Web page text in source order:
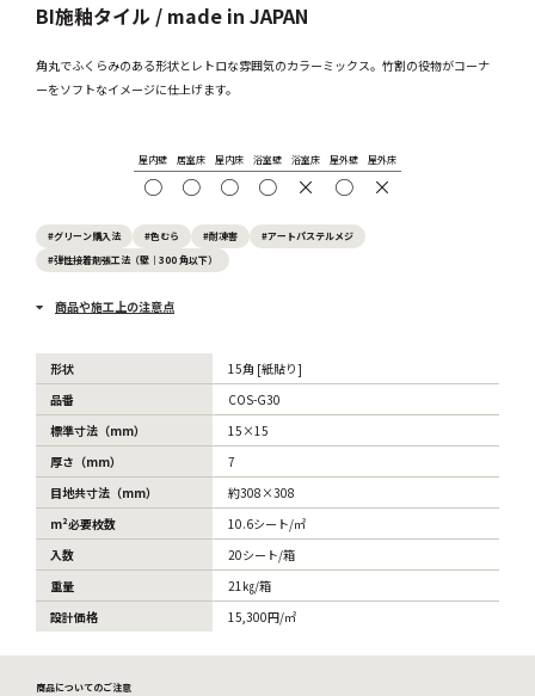
BI施釉タイル / made in JAPAN
角丸でふくらみのある形状とレトロな雰囲気のカラーミックス。竹割の役物がコーナ
ーをソフトなイメージに仕上げます。
屋内壁
○
居室床
○
屋内床
○
浴室壁
○
浴室床
×
屋外壁
○
屋外床
×
#グリーン購入法 #色むら #耐凍害
#アートパステルメジ
#弾性接着剤張工法（壁｜300 角以下）
商品や施工上の注意点
形状
品番
標準寸法（mm）
厚さ（mm）
目地共寸法（mm）
m²必要枚数
入数
重量
設計価格
15角 [紙貼り]
COS-G30
15×15
7
約308×308
10.6シート/㎡
20シート/箱
21㎏/箱
15,300円/㎡
商品についてのご注意